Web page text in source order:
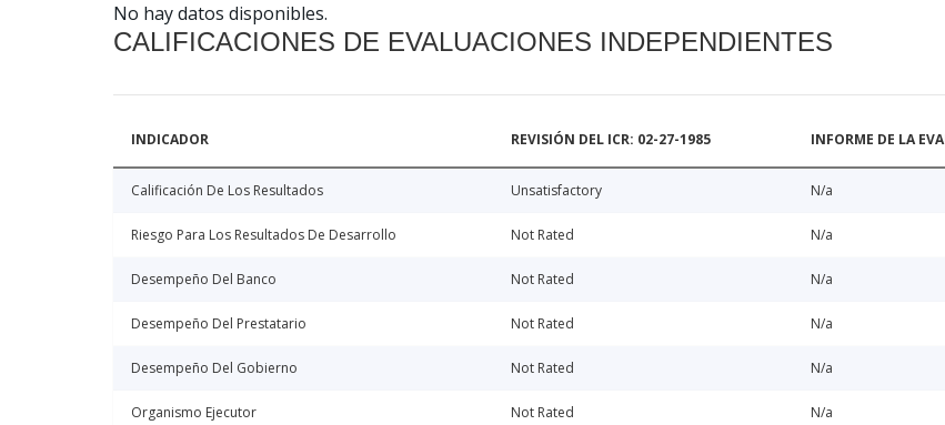
No hay datos disponibles.
CALIFICACIONES DE EVALUACIONES INDEPENDIENTES
INDICADOR REVISIÓN DEL ICR: 02-27-1985 INFORME DE LA
Calificación De Los Resultados Unsatisfactory N/a
Riesgo Para Los Resultados De Desarrollo Not Rated N/a
Desempeño Del Banco Not Rated N/a
Desempeño Del Prestatario Not Rated N/a
Desempeño Del Gobierno Not Rated N/a
Organismo Ejecutor Not Rated N/a